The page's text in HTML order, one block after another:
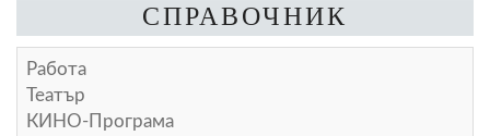
СПРАВОЧНИК
Работа
Театър
КИНО-Програма